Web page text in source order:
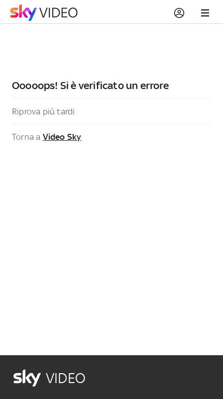
Ooooops! Si è verificato un errore
Riprova più tardi
Torna a Video Sky
VIDEO